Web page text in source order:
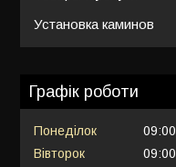
Установка каминов
Графік роботи
Понеділок 09:00
Вівторок
09:00